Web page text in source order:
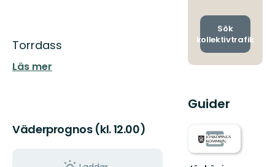
Beskrivning
Torrdass
Läs mer
Väderprognos (kl. 12.00)
och
Sök
kollektivtrafik
Guider